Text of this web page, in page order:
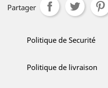
Partager
Politique de Securité
Politique de livraison